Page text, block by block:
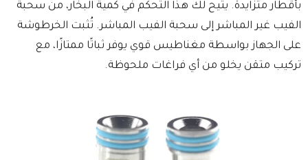
بأقطار متزايدة. يتيح لك هذا التحكم في كمية البخار، من سحبة
الفيب غير المباشر إلى سحبة الفيب المباشر. تُثبت الخرطوشة
على الجهاز بواسطة مغناطيس قوي يوفر ثباتًا ممتازًا، مع
تركيب متقن يخلو من أي فراغات ملحوظة.